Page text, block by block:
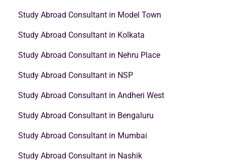
Study Abroad Consultant in Model Town
Study Abroad Consultant in Kolkata
Study Abroad Consultant in Nehru Place
Study Abroad Consultant in NSP
Study Abroad Consultant in Andheri West
Study Abroad Consultant in Bengaluru
Study Abroad Consultant in Mumbai
Study Abroad Consultant in Nashik